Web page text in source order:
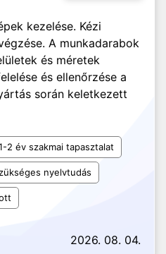
kezelése. Kézi
A munkadarabok
és méretek
és ellenőrzése a
során keletkezett
2 év szakmai tapasztalat
nyelvtudás
2026. 08. 04.